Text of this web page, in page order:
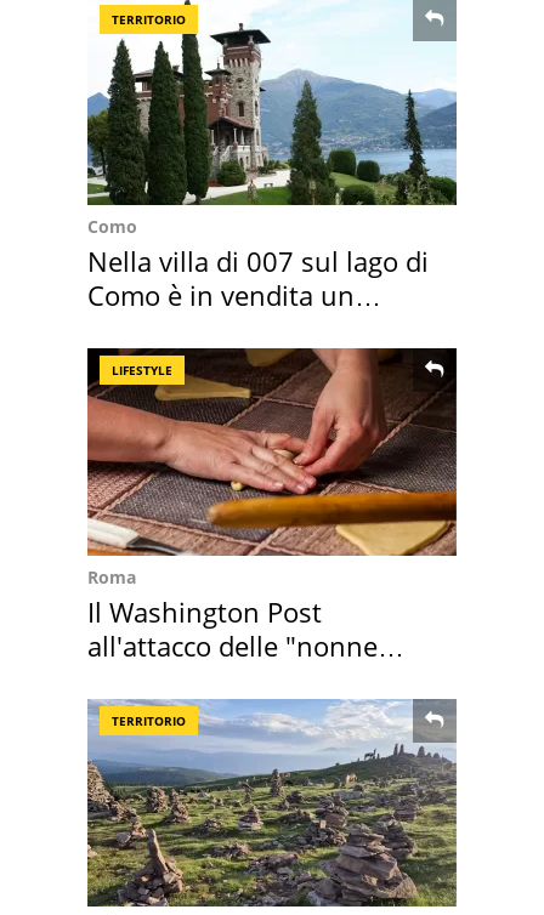
TERRITORIO
Como
Nella villa di 007 sul lago di
Como è in vendita un
LIFESTYLE
Roma
Il Washington Post
all'attacco delle "nonne
TERRITORIO